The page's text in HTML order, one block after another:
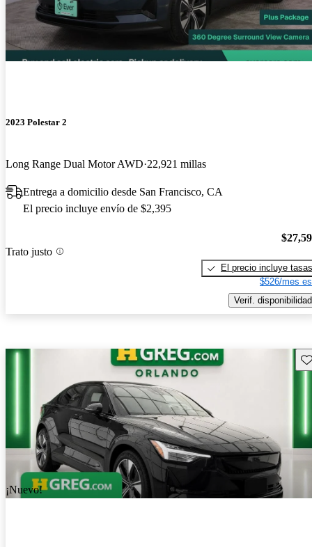
2023 Polestar 2
Long Range Dual Motor AWD 22,921 millas
Entrega a domicilio desde San Francisco, CA
El precio incluye envío de $2,395
Trato justo
El precio incluye tasas
$526/mes
Verif. disponibilidad
¡Nuevo!